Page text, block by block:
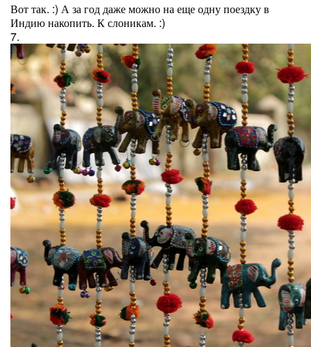
Вот так. :) А за год даже можно на еще одну поездку в
Индию накопить. К слоникам. :)
7.